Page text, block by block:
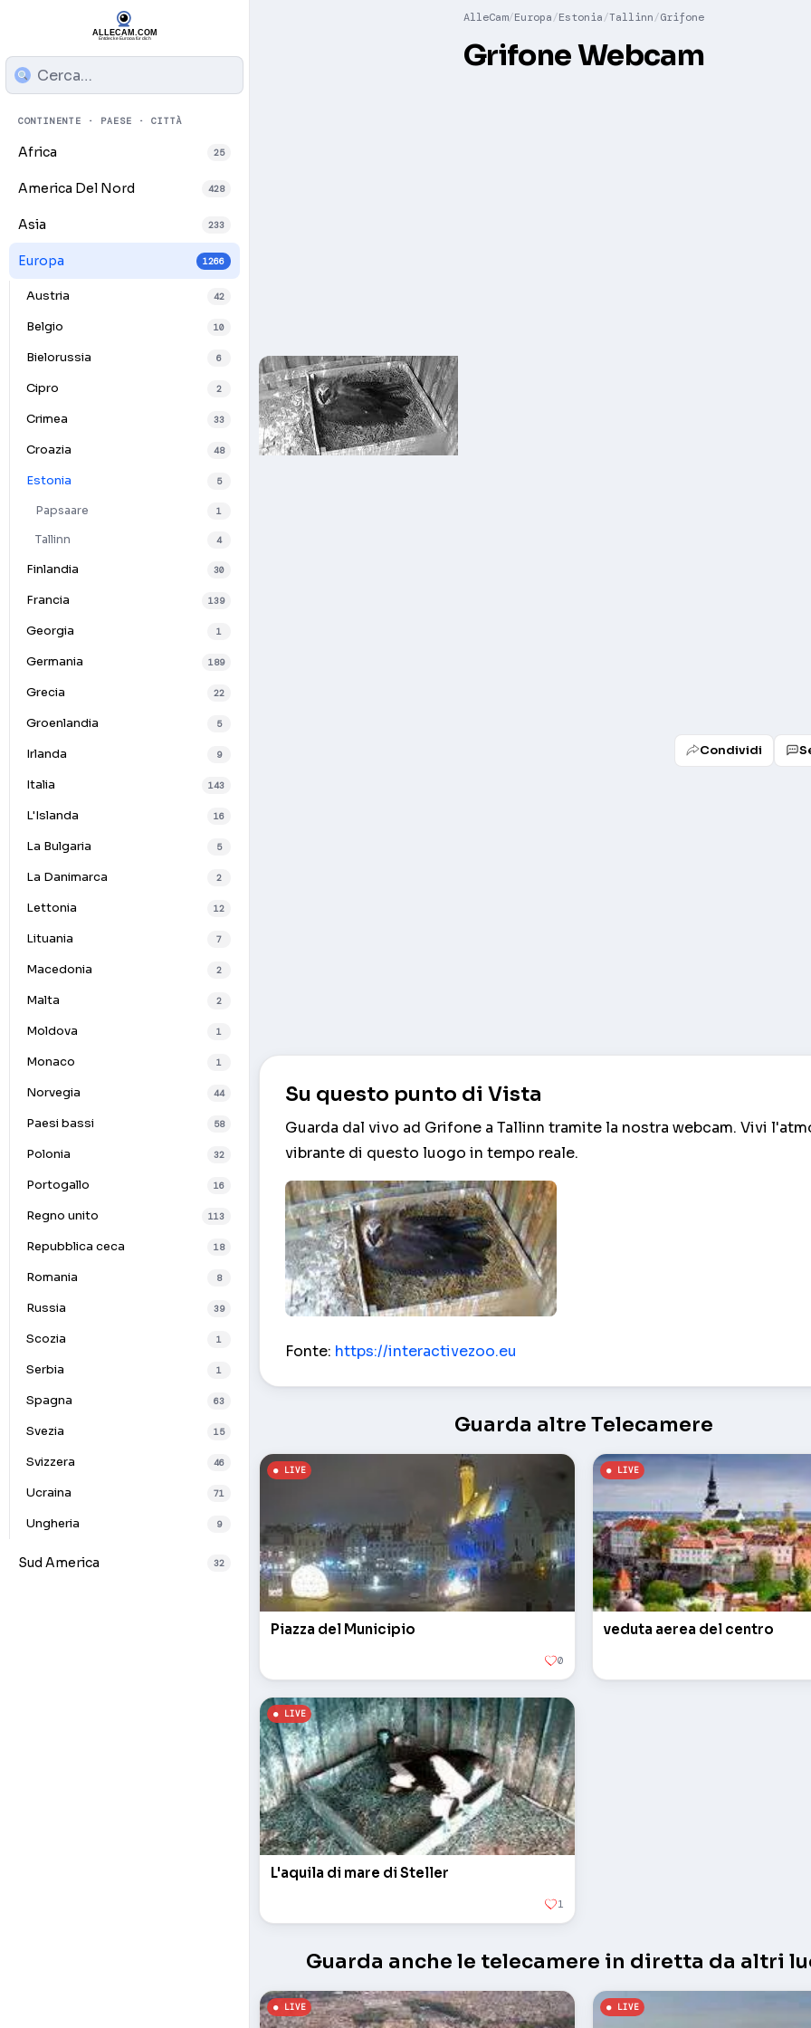
CONTINENTE · PAESE · CITTÀ
Africa 25
America Del Nord 428
Asia 233
Europa 1266
Austria 42
Belgio 10
Bielorussia 6
Cipro 2
Crimea 33
Croazia 48
Estonia 5
Papsaare 1
Tallinn 4
Finlandia 30
Francia 139
Georgia 1
Germania 189
Grecia 22
Groenlandia 5
Irlanda 9
Italia 143
L'Islanda 16
La Bulgaria 5
La Danimarca 2
Lettonia 12
Lituania 7
Macedonia 2
Malta 2
Moldova 1
Monaco 1
Norvegia 44
Paesi bassi 58
Polonia 32
Portogallo 16
Regno unito 113
Repubblica ceca 18
Romania 8
Russia 39
Scozia 1
Serbia 1
Spagna 63
Svezia 15
Svizzera 46
Ucraina 71
Ungheria 9
Sud America 32
AlleCam Europa Estonia Tallinn Grifone
Grifone Webcam
Condividi
Su questo punto di Vista
Guarda dal vivo ad Grifone a Tallinn tramite la nostra webcam. Vivi
vibrante di questo luogo in tempo reale.
Fonte: https://interactivezoo.eu
Guarda altre Telecamere
Piazza del Municipio
0
veduta aerea del centro
L'aquila di mare di Steller
1
Guarda anche le telecamere in diretta da altri